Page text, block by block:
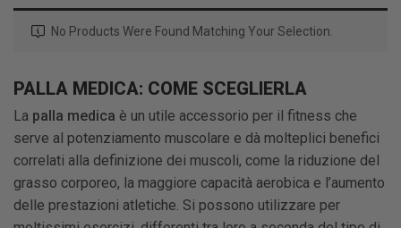
No Products Were Found Matching Your Selection.
PALLA MEDICA: COME SCEGLIERLA
La palla medica è un utile accessorio per il fitness che
serve al potenziamento muscolare e dà molteplici benefici
correlati alla definizione dei muscoli, come la riduzione del
grasso corporeo, la maggiore capacità aerobica e l’aumento
delle prestazioni atletiche. Si possono utilizzare per